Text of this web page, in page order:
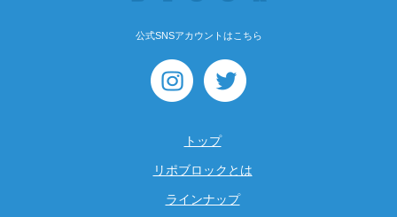
公式SNSアカウントはこちら
トップ
リポブロックとは
ラインナップ